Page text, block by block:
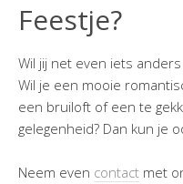
Feestje?
Wil jij net even iets
Wil je een mooie
een bruiloft of een te
gelegenheid? Dan kun je
Neem even contact met